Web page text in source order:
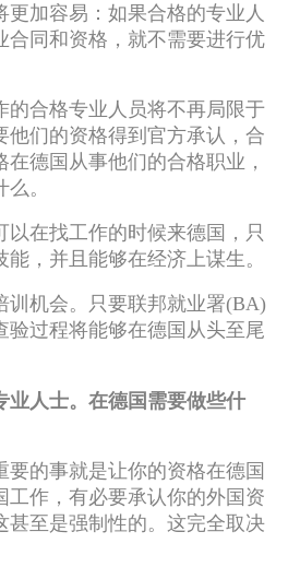
加容易：如果合格的专业人
合同和资格，就不需要进行优
合格专业人员将不再局限于
他们的资格得到官方承认，合
德国从事他们的合格职业，
。
在找工作的时候来德国，只
，并且能够在经济上谋生。
机会。只要联邦就业署(BA)
验过程将能够在德国从头至尾
人士。在德国需要做些什
的事就是让你的资格在德国
工作，有必要承认你的外国资
甚至是强制性的。这完全取决